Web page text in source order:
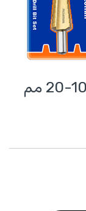
WJD1404 - ريشة مخروطية 10-20 مم